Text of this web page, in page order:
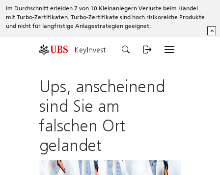
Im Durchschnitt erleiden 7 von 10 Kleinanlegern Verluste beim Handel
mit Turbo-Zertifikaten. Turbo-Zertifikate sind hoch risikoreiche Produkte
und nicht für langfristige Anlagestrategien geeignet.
^
KeyInvest
Ups, anscheinend
sind Sie am
falschen Ort
gelandet